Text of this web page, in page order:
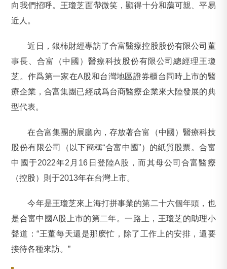
向我們招呼。王瓊芝面帶微笑，顯得十分和藹可親、平易
近人。
近日，銀柿財經專訪了合富醫療控股股份有限公司董
事長、合富（中國）醫療科技股份有限公司總經理王瓊
芝。作爲第一家在A股和台灣地區證券櫃台同時上市的醫
療企業，合富集團已經成爲台商醫療企業來大陸發展的典
型代表。
在合富集團的展廳內，存放著合富（中國）醫療科技
股份有限公司（以下簡稱“合富中國”）的紙質股票。合富
中國于2022年2月16日登陸A股，而其母公司合富醫療
（控股）則于2013年在台灣上市。
今年是王瓊芝來上海打拼事業的第二十六個年頭，也
是合富中國A股上市的第二年。一路上，王瓊芝的助理小
聲道：“王董每天還是那麽忙，除了工作上的安排，還要
接待各種來訪。”